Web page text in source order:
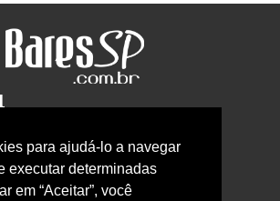
para ajudá-lo a navegar
executar determinadas
em “Aceitar”, você